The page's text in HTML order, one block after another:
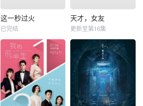
这一秒过火
已完结
天才，女友
更新至第16集